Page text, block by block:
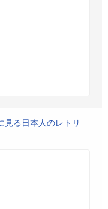
見る日本人のレトリ